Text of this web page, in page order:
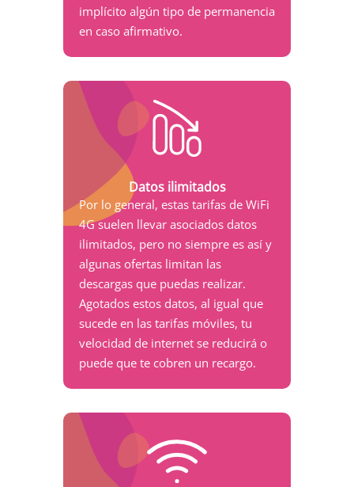
implícito algún tipo de permanencia
en caso afirmativo.
Datos ilimitados
Por lo general, estas tarifas de WiFi
4G suelen llevar asociados datos
ilimitados, pero no siempre es así y
algunas ofertas limitan las
descargas que puedas realizar.
Agotados estos datos, al igual que
sucede en las tarifas móviles, tu
velocidad de internet se reducirá o
puede que te cobren un recargo.